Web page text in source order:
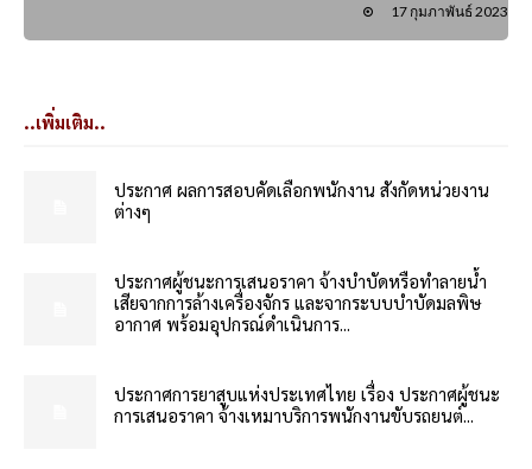
17 กุมภาพันธ์ 2023
..เพิ่มเติม..
ประกาศ ผลการสอบคัดเลือกพนักงาน สังกัดหน่วยงาน
ต่างๆ
ประกาศผู้ชนะการเสนอราคา จ้างบำบัดหรือทำลายน้ำ
เสียจากการล้างเครื่องจักร และจากระบบบำบัดมลพิษ
อากาศ พร้อมอุปกรณ์ดำเนินการ...
ประกาศการยาสูบแห่งประเทศไทย เรื่อง ประกาศผู้ชนะ
การเสนอราคา จ้างเหมาบริการพนักงานขับรถยนต์...